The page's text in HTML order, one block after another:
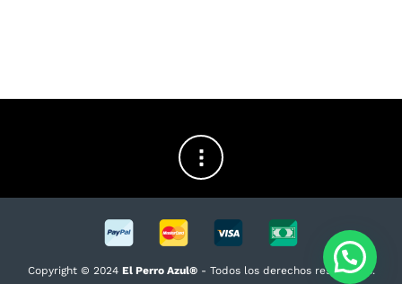
Copyright © 2024 El Perro Azul®- Todos los derechos reservados.